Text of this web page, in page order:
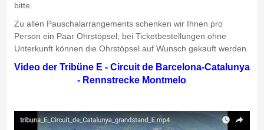
bitte.
Zu allen Pauschalarrangements schenken wir Ihnen pro
Person ein Paar Ohrstöpsel; bei Ticketbestellungen ohne
Unterkunft können die Ohrstöpsel auf Wunsch gekauft werden.
Video der Tribüne E - Circuit de Barcelona-Catalunya
- Rennstrecke Montmelo